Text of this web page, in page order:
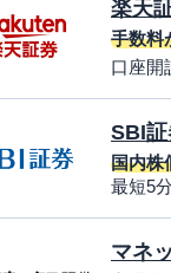
楽天
手数料
口座開
SBI
国内株
最短5
マネ